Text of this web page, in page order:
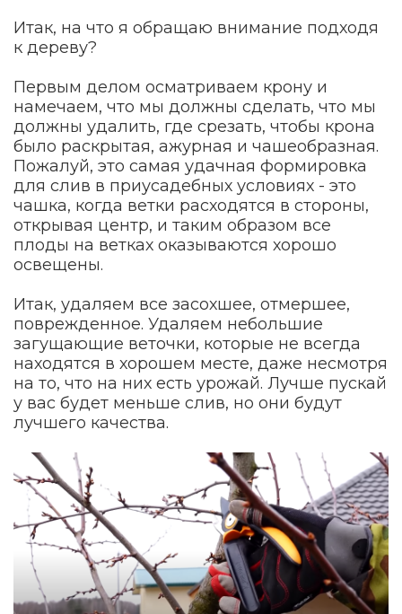
Итак, на что я обращаю внимание подходя
к дереву?
Первым делом осматриваем крону и
намечаем, что мы должны сделать, что мы
должны удалить, где срезать, чтобы крона
было раскрытая, ажурная и чашеобразная.
Пожалуй, это самая удачная формировка
для слив в приусадебных условиях - это
чашка, когда ветки расходятся в стороны,
открывая центр, и таким образом все
плоды на ветках оказываются хорошо
освещены.
Итак, удаляем все засохшее, отмершее,
поврежденное. Удаляем небольшие
загущающие веточки, которые не всегда
находятся в хорошем месте, даже несмотря
на то, что на них есть урожай. Лучше пускай
у вас будет меньше слив, но они будут
лучшего качества.